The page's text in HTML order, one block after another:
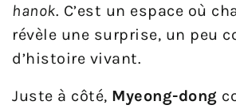
hanok. C’est un espace où
révèle une surprise, un peu
d’histoire vivant.
Juste à côté, Myeong-dong